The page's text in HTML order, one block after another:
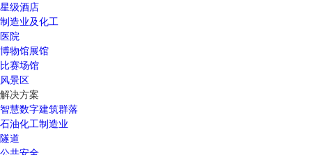
星级酒店
制造业及化工
医院
博物馆展馆
比赛场馆
风景区
解决方案
智慧数字建筑群落
石油化工制造业
隧道
公共安全